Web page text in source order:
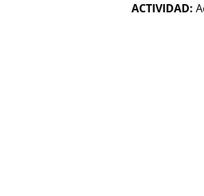
ACTIVIDAD: